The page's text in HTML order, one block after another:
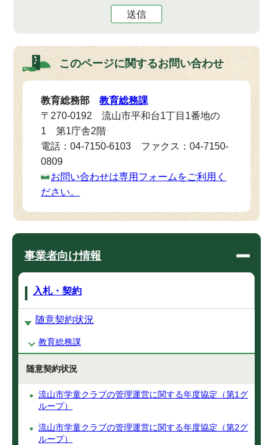
送信
このページに関するお問い合わせ
教育総務部教育総務課
〒270-0192 流山市平和台1丁目1番地の
1 第1庁舎2階
電話：04-7150-6103 ファクス：04-7150-
0809
お問い合わせは専用フォームをご利用く
ださい。
事業者向け情報
入札・契約
随意契約状況
教育総務課
随意契約状況
流山市学童クラブの管理運営に関する年度協定（第1グ
ループ）
流山市学童クラブの管理運営に関する年度協定（第2グ
ループ）